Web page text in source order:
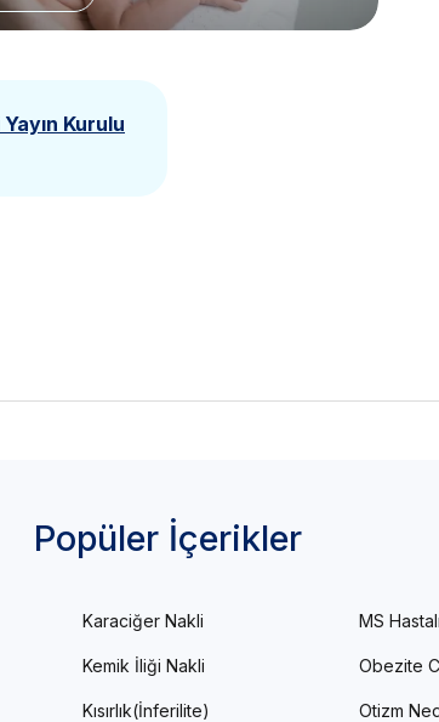
Yayın Kurulu
Popüler İçerikler
Karaciğer Nakli
Kemik İliği Nakli
Kısırlık(İnferilite)
MS
Obezite
Otizm